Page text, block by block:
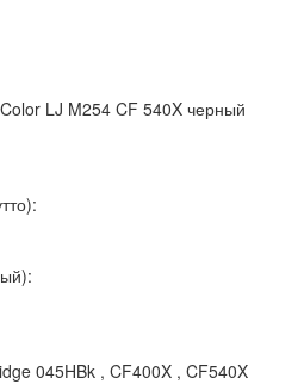
LJ M254 CF 540X черный
045HBk , CF400X , CF540X